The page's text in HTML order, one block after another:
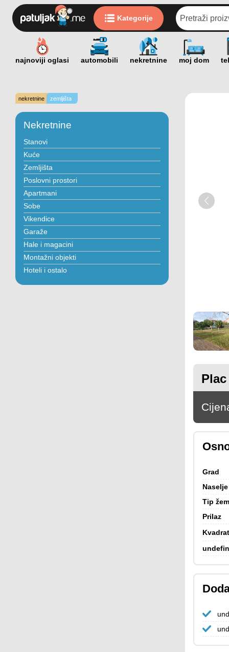
Kategorije
nekretnine zemljišta
Nekretnine
Stanovi
Kuće
Zemljišta
Poslovni prostori
Apartmani
Sobe
Vikendice
Garaže
Hale i magacini
Montažni objekti
Hoteli i ostalo
Grad
Naselje
Tip
Prilaz